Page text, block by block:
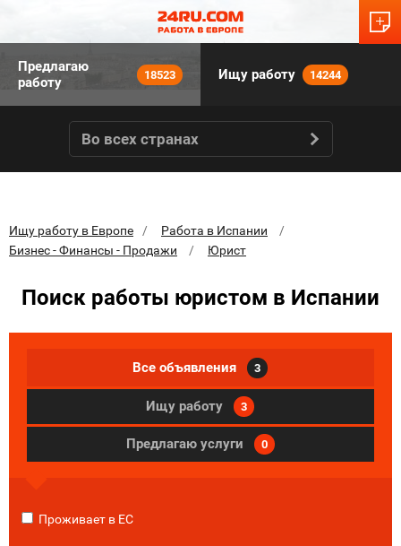
Предлагаю
работу
18523 Ищу работу 14244
Во всех странах
Ищу работу в Европе
Работа в Испании
Бизнес - Финансы - Продажи
Юрист
Поиск работы юристом в Испании
Все объявления 3
Ищу работу 3
Предлагаю услуги 0
Проживает в ЕС